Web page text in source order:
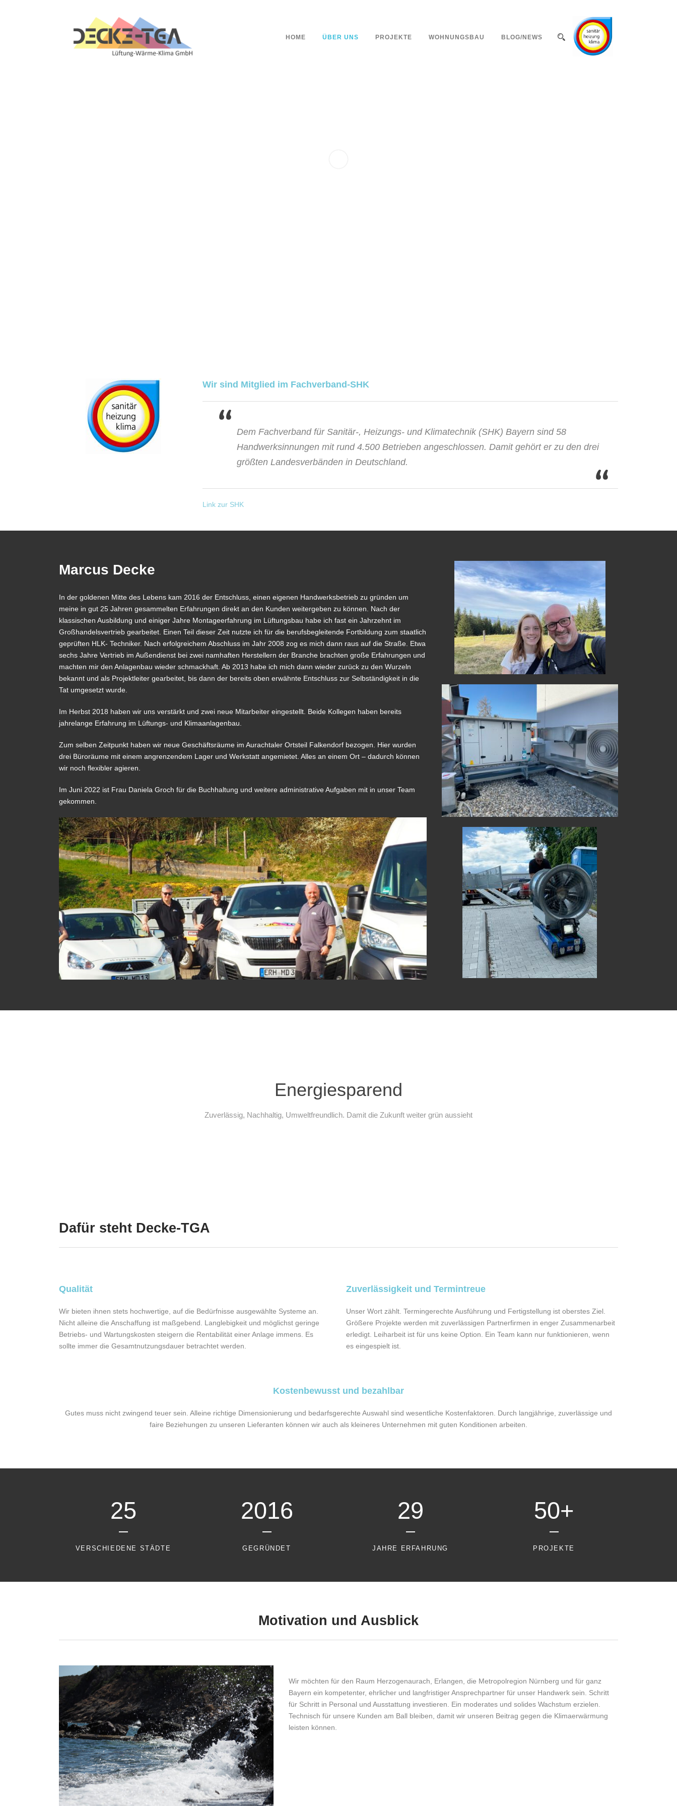
HOME ÜBER UNS PROJEKTE WOHNUNGSBAU BLOG/NEWS
Wir sind Mitglied im Fachverband-SHK
Dem Fachverband für Sanitär-, Heizungs- und Klimatechnik (SHK) Bayern sind 58
Handwerksinnungen mit rund 4.500 Betrieben angeschlossen. Damit gehört er zu den drei
größten Landesverbänden in Deutschland.
Link zur SHK
Marcus Decke
In der goldenen Mitte des Lebens kam 2016 der Entschluss, einen eigenen Handwerksbetrieb zu gründen um
meine in gut 25 Jahren gesammelten Erfahrungen direkt an den Kunden weitergeben zu können. Nach der
klassischen Ausbildung und einiger Jahre Montageerfahrung im Lüftungsbau habe ich fast ein Jahrzehnt im
Großhandelsvertrieb gearbeitet. Einen Teil dieser Zeit nutzte ich für die berufsbegleitende Fortbildung zum staatlich
geprüften HLK- Techniker. Nach erfolgreichem Abschluss im Jahr 2008 zog es mich dann raus auf die Straße. Etwa
sechs Jahre Vertrieb im Außendienst bei zwei namhaften Herstellern der Branche brachten große Erfahrungen und
machten mir den Anlagenbau wieder schmackhaft. Ab 2013 habe ich mich dann wieder zurück zu den Wurzeln
bekannt und als Projektleiter gearbeitet, bis dann der bereits oben erwähnte Entschluss zur Selbständigkeit in die
Tat umgesetzt wurde.
Im Herbst 2018 haben wir uns verstärkt und zwei neue Mitarbeiter eingestellt. Beide Kollegen haben bereits
jahrelange Erfahrung im Lüftungs- und Klimaanlagenbau.
Zum selben Zeitpunkt haben wir neue Geschäftsräume im Aurachtaler Ortsteil Falkendorf bezogen. Hier wurden
drei Büroräume mit einem angrenzendem Lager und Werkstatt angemietet. Alles an einem Ort – dadurch können
wir noch flexibler agieren.
Im Juni 2022 ist Frau Daniela Groch für die Buchhaltung und weitere administrative Aufgaben mit in unser Team
gekommen.
Energiesparend
Zuverlässig, Nachhaltig, Umweltfreundlich. Damit die Zukunft weiter grün aussieht
Dafür steht Decke-TGA
Qualität
Wir bieten ihnen stets hochwertige, auf die Bedürfnisse ausgewählte Systeme an.
Nicht alleine die Anschaffung ist maßgebend. Langlebigkeit und möglichst geringe
Betriebs- und Wartungskosten steigern die Rentabilität einer Anlage immens. Es
sollte immer die Gesamtnutzungsdauer betrachtet werden.
Zuverlässigkeit und Termintreue
Unser Wort zählt. Termingerechte Ausführung und Fertigstellung ist oberstes Ziel.
Größere Projekte werden mit zuverlässigen Partnerfirmen in enger Zusammenarbeit
erledigt. Leiharbeit ist für uns keine Option. Ein Team kann nur funktionieren, wenn
es eingespielt ist.
Kostenbewusst und bezahlbar
Gutes muss nicht zwingend teuer sein. Alleine richtige Dimensionierung und bedarfsgerechte Auswahl sind wesentliche Kostenfaktoren. Durch langjährige, zuverlässige und
faire Beziehungen zu unseren Lieferanten können wir auch als kleineres Unternehmen mit guten Konditionen arbeiten.
25
VERSCHIEDENE STÄDTE
2016
GEGRÜNDET
29
JAHRE ERFAHRUNG
50+
PROJEKTE
Motivation und Ausblick
Wir möchten für den Raum Herzogenaurach, Erlangen, die Metropolregion Nürnberg und für ganz
Bayern ein kompetenter, ehrlicher und langfristiger Ansprechpartner für unser Handwerk sein. Schritt
für Schritt in Personal und Ausstattung investieren. Ein moderates und solides Wachstum erzielen.
Technisch für unsere Kunden am Ball bleiben, damit wir unseren Beitrag gegen die Klimaerwärmung
leisten können.